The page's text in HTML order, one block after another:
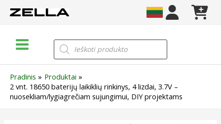
prie
Menu
Products
search
Pradinis
Produktai
2 vnt. 18650 baterijų laikiklių rinkinys, 4 lizdai, 3.7V –
nuosekliam/lygiagrečiam sujungimui, DIY projektams